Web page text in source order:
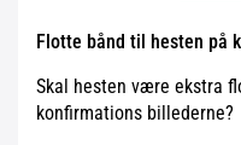
Flotte bånd til hesten på
Skal hesten være ekstra
konfirmations billederne?